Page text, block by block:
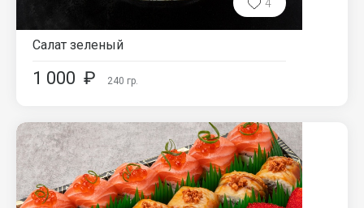
4
Салат зеленый
1 000 ₽ 240 гр.